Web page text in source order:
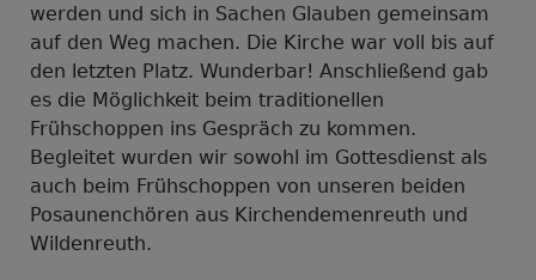
werden und sich in Sachen Glauben gemeinsam
auf den Weg machen. Die Kirche war voll bis auf
den letzten Platz. Wunderbar! Anschließend gab
es die Möglichkeit beim traditionellen
Frühschoppen ins Gespräch zu kommen.
Begleitet wurden wir sowohl im Gottesdienst als
auch beim Frühschoppen von unseren beiden
Posaunenchören aus Kirchendemenreuth und
Wildenreuth.